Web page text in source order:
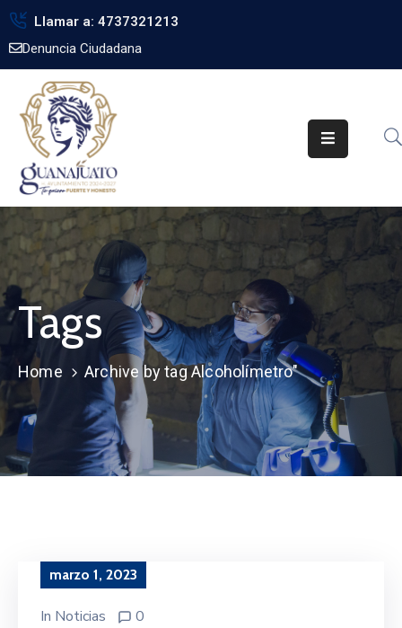
Llamar a: 4737321213
Denuncia Ciudadana
Inicio
Gobierno
Trámites
Noticias
Transparencia
Obra
Pública
Biblioteca
Tags
Home Archive by tag Alcoholímetro"
marzo 1, 2023
In Noticias 0